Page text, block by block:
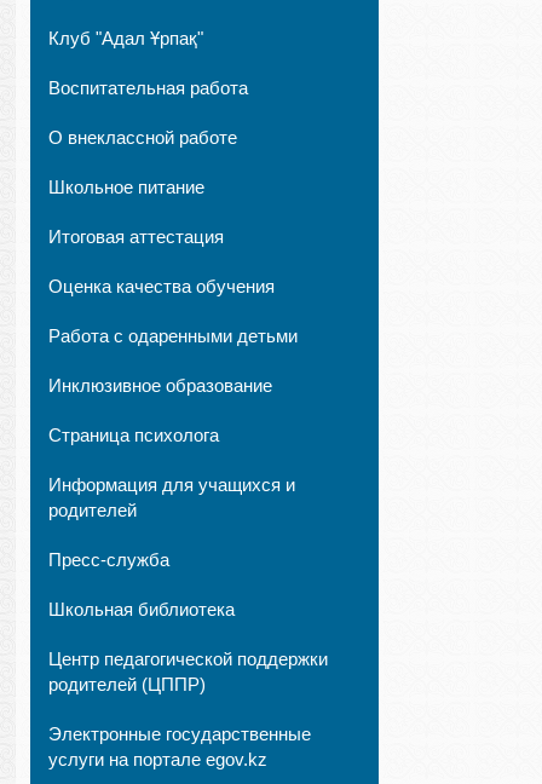
Клуб "Адал Ұрпақ"
Воспитательная работа
О внеклассной работе
Школьное питание
Итоговая аттестация
Оценка качества обучения
Работа с одаренными детьми
Инклюзивное образование
Страница психолога
Информация для учащихся и
родителей
Пресс-служба
Школьная библиотека
Центр педагогической поддержки
родителей (ЦППР)
Электронные государственные
услуги на портале egov.kz